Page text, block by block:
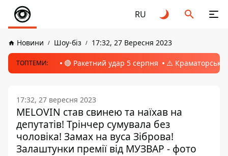
RU
Новини Шоу-біз 17:32, 27 Вересня 2023
ТОПТЕМИ: 🔴 Ракетний удар 5 серпня ⚠️ Краматорськ,
17:32, 27 вересня 2023
MELOVIN став свинею та наїхав на
депутатів! Трінчер сумувала без
чоловіка! Замах на вуса Зіброва!
Залаштунки премії від МУЗВАР - фото